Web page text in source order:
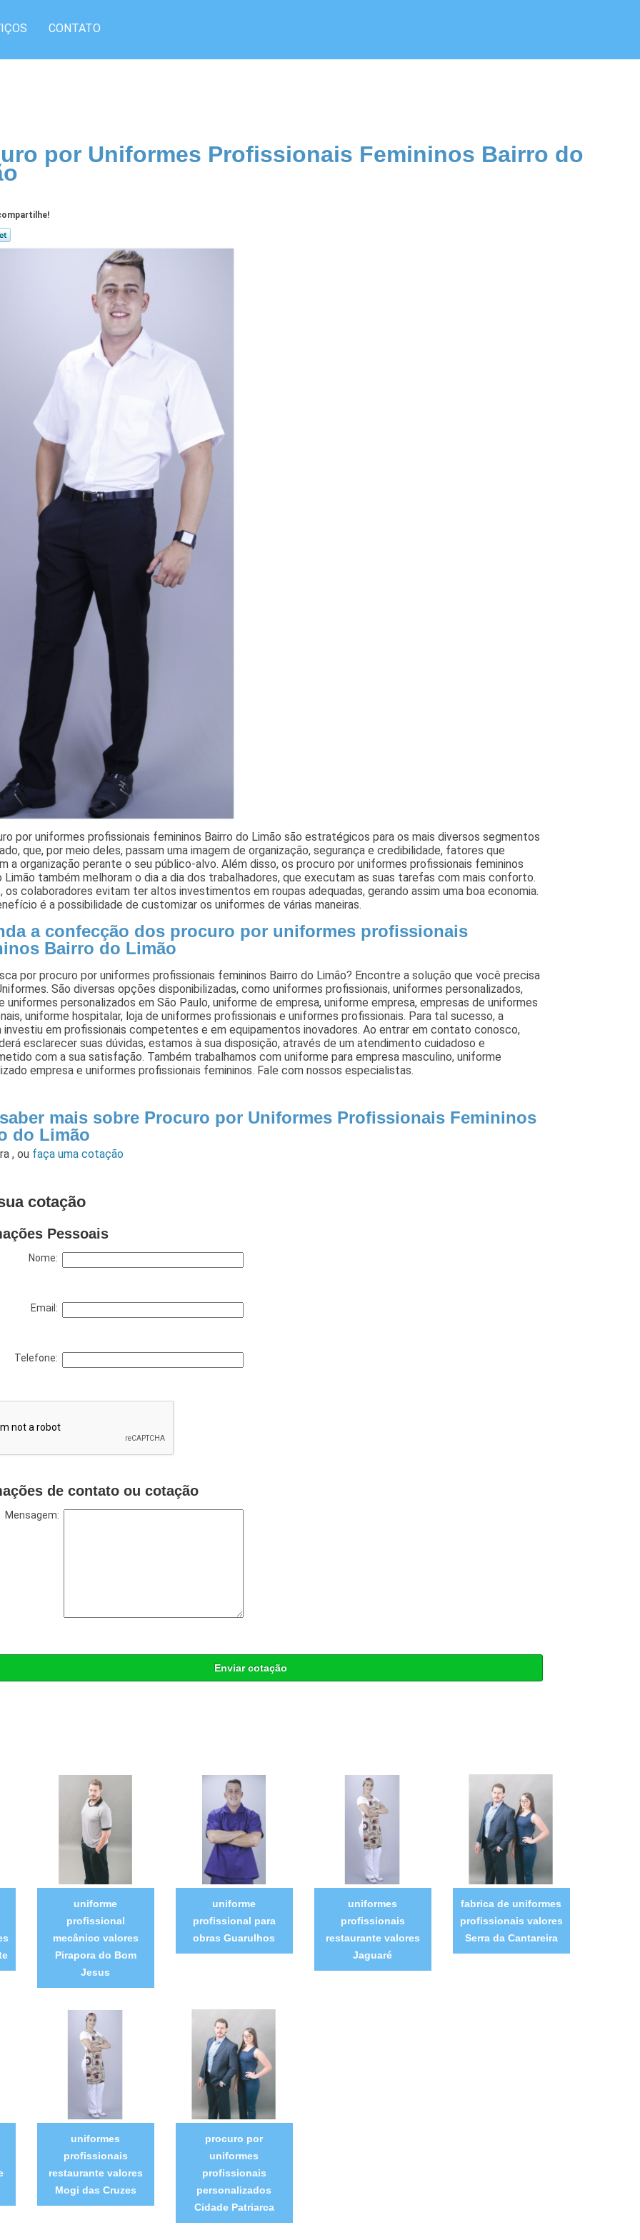
CONTATO
por Uniformes Profissionais Femininos Bairro do
por uniformes profissionais femininos Bairro do Limão são estratégicos para os mais diversos segmentos
que, por meio deles, passam uma imagem de organização, segurança e credibilidade, fatores que
a organização perante o seu público-alvo. Além disso, os procuro por uniformes profissionais femininos
Limão também melhoram o dia a dia dos trabalhadores, que executam as suas tarefas com mais conforto.
os colaboradores evitam ter altos investimentos em roupas adequadas, gerando assim uma boa economia.
é a possibilidade de customizar os uniformes de várias maneiras.
a confecção dos procuro por uniformes profissionais
Bairro do Limão
por procuro por uniformes profissionais femininos Bairro do Limão? Encontre a solução que você precisa
São diversas opções disponibilizadas, como uniformes profissionais, uniformes personalizados,
uniformes personalizados em São Paulo, uniforme de empresa, uniforme empresa, empresas de uniformes
uniforme hospitalar, loja de uniformes profissionais e uniformes profissionais. Para tal sucesso, a
investiu em profissionais competentes e em equipamentos inovadores. Ao entrar em contato conosco,
esclarecer suas dúvidas, estamos à sua disposição, através de um atendimento cuidadoso e
com a sua satisfação. Também trabalhamos com uniforme para empresa masculino, uniforme
empresa e uniformes profissionais femininos. Fale com nossos especialistas.
mais sobre Procuro por Uniformes Profissionais Femininos
do Limão
,ou faça uma cotação
cotação
Pessoais
Nome:
Email:
Telefone:
de contato ou cotação
Mensagem:
Enviar cotação
uniforme
profissional
mecânico valores
Pirapora do Bom
Jesus
uniforme
profissional para
obras Guarulhos
uniformes
profissionais
restaurante valores
Jaguaré
fabrica de uniformes
profissionais valores
Serra da Cantareira
uniformes
profissionais
restaurante valores
Mogi das Cruzes
procuro por
uniformes
profissionais
personalizados
Cidade Patriarca